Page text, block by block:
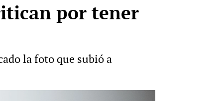
por tener
la foto que subió a